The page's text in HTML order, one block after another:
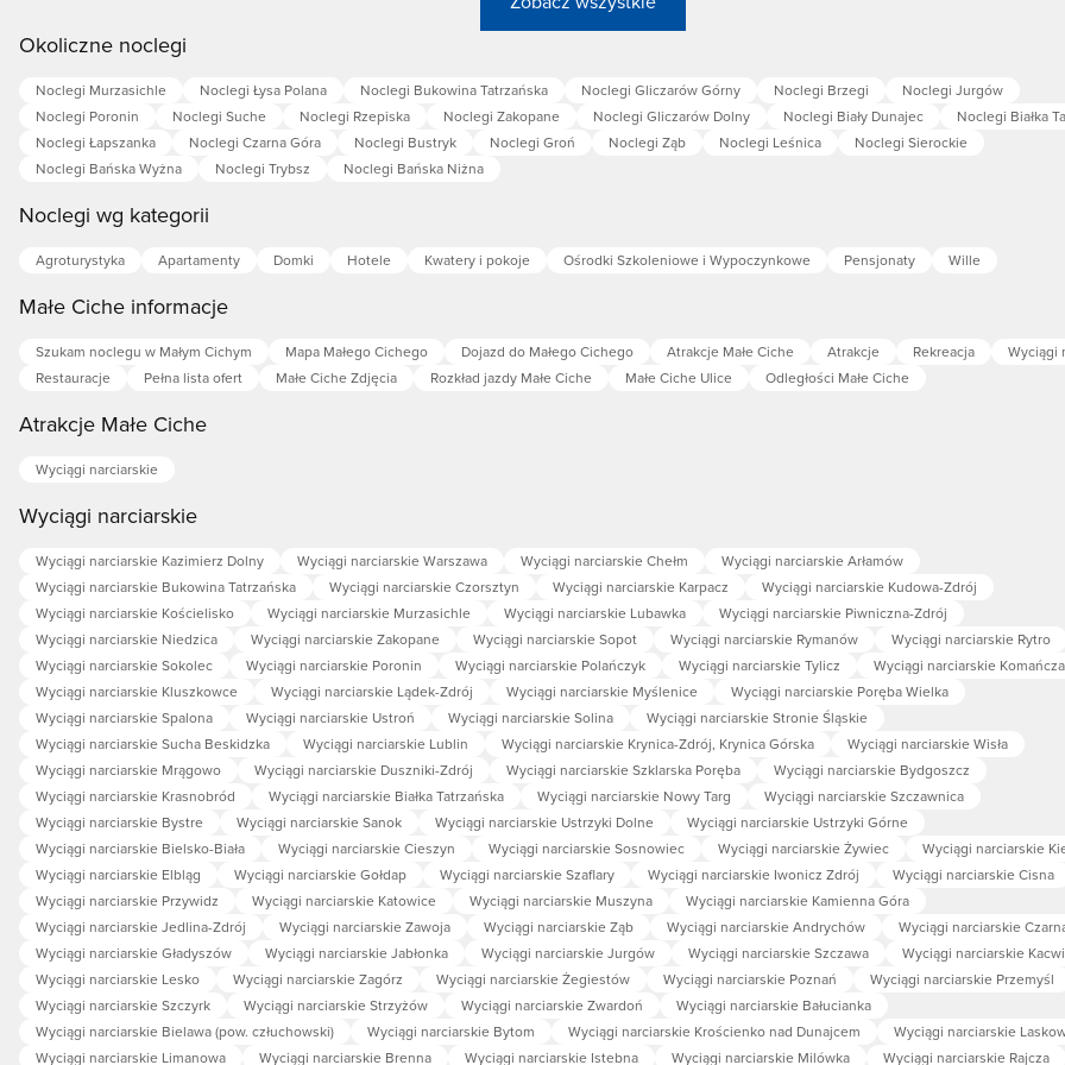
Okoliczne noclegi
Noclegi Murzasichle Noclegi Łysa Polana Noclegi Bukowina Tatrzańska Noclegi Gliczarów Górny Noclegi Brzegi
Noclegi Jurgów
Noclegi Poronin
Noclegi Suche Noclegi Rzepiska Noclegi Zakopane Noclegi Gliczarów Dolny Noclegi Biały Dunajec
Noclegi Białka
Noclegi Łapszanka
Noclegi Czarna Góra Noclegi Bustryk Noclegi Groń Noclegi Ząb Noclegi Leśnica
Noclegi Sierockie
Noclegi Bańska Wyżna
Noclegi Trybsz Noclegi Bańska Niżna
Noclegi wg kategorii
Agroturystyka Apartamenty Domki Hotele Kwatery i pokoje Ośrodki Szkoleniowe i Wypoczynkowe Pensjonaty Wille
Małe Ciche informacje
Szukam noclegu w Małym Cichym Mapa Małego Cichego Dojazd do Małego Cichego Atrakcje Małe Ciche Atrakcje Rekreacja
Wyciągi
Restauracje
Pełna lista ofert Małe Ciche Zdjęcia Rozkład jazdy Małe Ciche Małe Ciche Ulice Odległości Małe Ciche
Atrakcje Małe Ciche
Wyciągi narciarskie
Wyciągi narciarskie
Wyciągi narciarskie Kazimierz Dolny Wyciągi narciarskie Warszawa Wyciągi narciarskie Chełm
Wyciągi narciarskie Arłamów
Wyciągi narciarskie Bukowina Tatrzańska
Wyciągi narciarskie Czorsztyn Wyciągi narciarskie Karpacz
Wyciągi narciarskie Kudowa-Zdrój
Wyciągi narciarskie Kościelisko
Wyciągi narciarskie Murzasichle Wyciągi narciarskie Lubawka
Wyciągi narciarskie Piwniczna-Zdrój
Wyciągi narciarskie Niedzica
Wyciągi narciarskie Zakopane Wyciągi narciarskie Sopot Wyciągi narciarskie Rymanów
Wyciągi narciarskie Rytro
Wyciągi narciarskie Sokolec
Wyciągi narciarskie Poronin Wyciągi narciarskie Polańczyk Wyciągi narciarskie Tylicz
Wyciągi narciarskie Komańcza
Wyciągi narciarskie Kluszkowce
Wyciągi narciarskie Lądek-Zdrój Wyciągi narciarskie Myślenice
Wyciągi narciarskie Poręba Wielka
Wyciągi narciarskie Spalona
Wyciągi narciarskie Ustroń Wyciągi narciarskie Solina
Wyciągi narciarskie Stronie Śląskie
Wyciągi narciarskie Sucha Beskidzka
Wyciągi narciarskie Lublin Wyciągi narciarskie Krynica-Zdrój, Krynica Górska
Wyciągi narciarskie Wisła
Wyciągi narciarskie Mrągowo
Wyciągi narciarskie Duszniki-Zdrój Wyciągi narciarskie Szklarska Poręba
Wyciągi narciarskie Bydgoszcz
Wyciągi narciarskie Krasnobród
Wyciągi narciarskie Białka Tatrzańska Wyciągi narciarskie Nowy Targ
Wyciągi narciarskie Szczawnica
Wyciągi narciarskie Bystre
Wyciągi narciarskie Sanok Wyciągi narciarskie Ustrzyki Dolne
Wyciągi narciarskie Ustrzyki Górne
Wyciągi narciarskie Bielsko-Biała
Wyciągi narciarskie Cieszyn Wyciągi narciarskie Sosnowiec Wyciągi narciarskie Żywiec
Wyciągi narciarskie
Wyciągi narciarskie Elbląg
Wyciągi narciarskie Gołdap Wyciągi narciarskie Szaflary Wyciągi narciarskie Iwonicz Zdrój
Wyciągi narciarskie Cisna
Wyciągi narciarskie Przywidz
Wyciągi narciarskie Katowice Wyciągi narciarskie Muszyna
Wyciągi narciarskie Kamienna Góra
Wyciągi narciarskie Jedlina-Zdrój
Wyciągi narciarskie Zawoja Wyciągi narciarskie Ząb Wyciągi narciarskie Andrychów
Wyciągi narciarskie
Wyciągi narciarskie Gładyszów
Wyciągi narciarskie Jabłonka Wyciągi narciarskie Jurgów Wyciągi narciarskie Szczawa
Wyciągi narciarskie
Wyciągi narciarskie Lesko
Wyciągi narciarskie Zagórz Wyciągi narciarskie Żegiestów Wyciągi narciarskie Poznań
Wyciągi narciarskie Przemyśl
Wyciągi narciarskie Szczyrk
Wyciągi narciarskie Strzyżów Wyciągi narciarskie Zwardoń
Wyciągi narciarskie Bałucianka
Wyciągi narciarskie Bielawa (pow. człuchowski)
Wyciągi narciarskie Bytom Wyciągi narciarskie Krościenko nad Dunajcem
Wyciągi narciarskie
Wyciągi narciarskie Limanowa
Wyciągi narciarskie Brenna Wyciągi narciarskie Istebna Wyciągi narciarskie Milówka Wyciągi narciarskie Rajcza